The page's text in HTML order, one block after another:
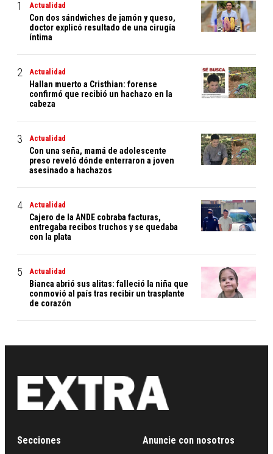
Actualidad
Con dos sándwiches de jamón y queso,
doctor explicó resultado de una cirugía
íntima
Actualidad
Hallan muerto a Cristhian: forense
confirmó que recibió un hachazo en la
cabeza
Actualidad
Con una seña, mamá de adolescente
preso reveló dónde enterraron a joven
asesinado a hachazos
Actualidad
Cajero de la ANDE cobraba facturas,
entregaba recibos truchos y se quedaba
con la plata
Actualidad
Bianca abrió sus alitas: falleció la niña que
conmovió al país tras recibir un trasplante
de corazón
Secciones
Anuncie con nosotros